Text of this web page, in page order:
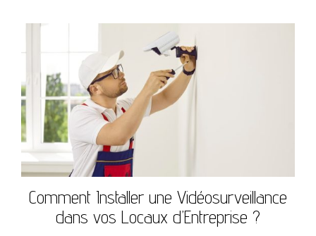
Comment Installer une Vidéosurveillance
dans vos Locaux d’Entreprise ?